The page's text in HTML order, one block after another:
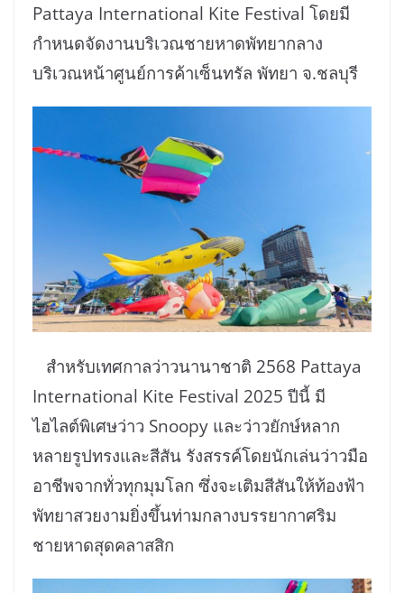
Pattaya International Kite Festival โดยมี
กำหนดจัดงานบริเวณชายหาดพัทยากลาง
บริเวณหน้าศูนย์การค้าเซ็นทรัล พัทยา จ.ชลบุรี
สำหรับเทศกาลว่าวนานาชาติ 2568 Pattaya
International Kite Festival 2025 ปีนี้ มี
ไฮไลต์พิเศษว่าว Snoopy และว่าวยักษ์หลาก
หลายรูปทรงและสีสัน รังสรรค์โดยนักเล่นว่าวมือ
อาชีพจากทั่วทุกมุมโลก ซึ่งจะเติมสีสันให้ท้องฟ้า
พัทยาสวยงามยิ่งขึ้นท่ามกลางบรรยากาศริม
ชายหาดสุดคลาสสิก